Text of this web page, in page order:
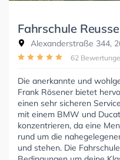
Fahrschule
Alexanderstraße 344,
62
Die anerkannte und
Frank Rösener bietet
einen sehr sicheren
mit einem BMW und
konzentrieren, da eine
rund um die
und stehen. Die